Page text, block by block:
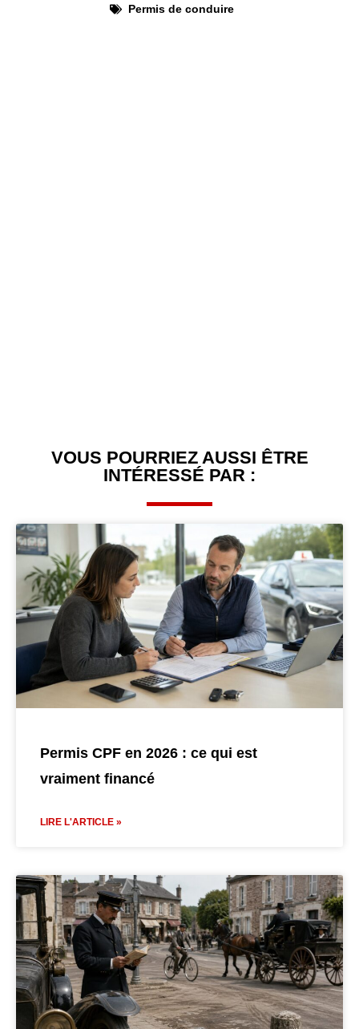
Permis de conduire
VOUS POURRIEZ AUSSI ÊTRE
INTÉRESSÉ PAR :
Permis CPF en 2026 : ce qui est
vraiment financé
LIRE L'ARTICLE »